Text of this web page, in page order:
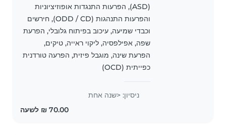
(ASD), הפרעות התנגדות אופוזיציוניות
והפרעות התנהגות (ODD / CD), חירשים
וכבדי שמיעה, עיכוב בפיתוח גלובלי, הפרעת
שפה, אפילפסיה, ליקוי ראייה, טיקים,
הפרעת שינה, מוגבל פיזית, הפרעה טורדנית
כפייתית (OCD)
ניסיון: <שנה אחת